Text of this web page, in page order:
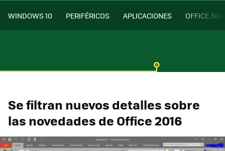
WINDOWS 10 PERIFÉRICOS APLICACIONES OFFICE 365
Se filtran nuevos detalles sobre
las novedades de Office 2016